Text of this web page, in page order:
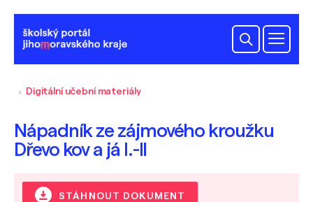
Digitální učební materiály
Nápadník ze zájmového kroužku
Dřevo kov a já I.-II
STÁHNOUT DOKUMENT